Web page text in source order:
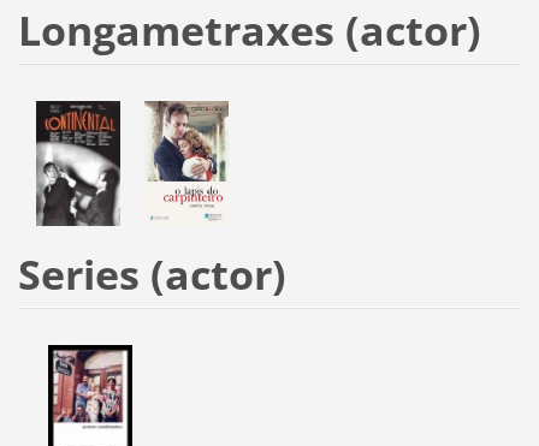
Longametraxes (actor)
Series (actor)